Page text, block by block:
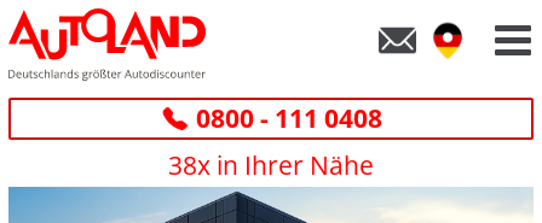
0800 - 111 0408
38x in Ihrer Nähe